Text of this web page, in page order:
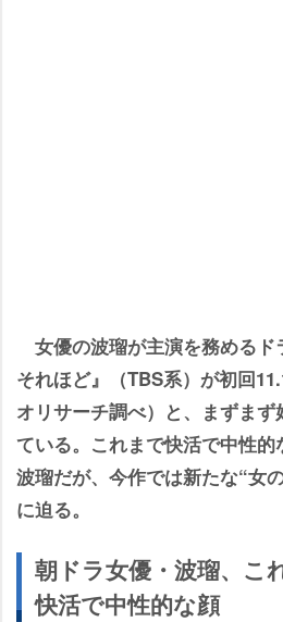
女優の波瑠が主演を務める
それほど』（TBS系）が初回
オリサーチ調べ）と、まずま
ている。これまで快活で中性
波瑠だが、今作では新たな“女
に迫る。
朝ドラ女優・波瑠、こ
快活で中性的な顔